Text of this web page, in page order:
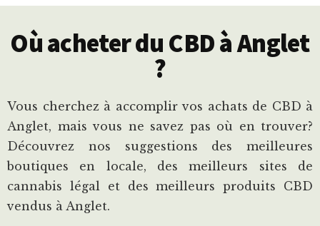
Où acheter du CBD à Anglet
?
Vous cherchez à accomplir vos achats de CBD à
Anglet, mais vous ne savez pas où en trouver?
Découvrez nos suggestions des meilleures
boutiques en locale, des meilleurs sites de
cannabis légal et des meilleurs produits CBD
vendus à Anglet.